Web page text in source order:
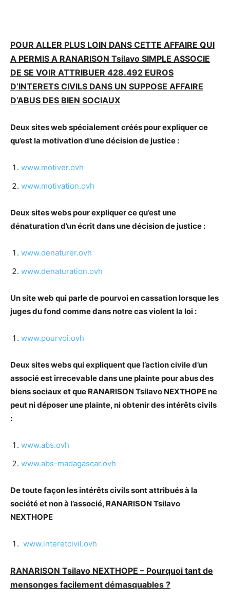
POUR ALLER PLUS LOIN DANS CETTE AFFAIRE QUI
A PERMIS A RANARISON Tsilavo SIMPLE ASSOCIE
DE SE VOIR ATTRIBUER 428.492 EUROS
D’INTERETS CIVILS DANS UN SUPPOSE AFFAIRE
D’ABUS DES BIEN SOCIAUX
Deux sites web spécialement créés pour expliquer ce
qu’est la motivation d’une décision de justice :
www.motiver.ovh
www.motivation.ovh
Deux sites webs pour expliquer ce qu’est une
dénaturation d’un écrit dans une décision de justice :
www.denaturer.ovh
www.denaturation.ovh
Un site web qui parle de pourvoi en cassation lorsque les
juges du fond comme dans notre cas violent la loi :
www.pourvoi.ovh
Deux sites webs qui expliquent que l’action civile d’un
associé est irrecevable dans une plainte pour abus des
biens sociaux et que RANARISON Tsilavo NEXTHOPE ne
peut ni déposer une plainte, ni obtenir des intérêts civils
:
www.abs.ovh
www.abs-madagascar.ovh
De toute façon les intérêts civils sont attribués à la
société et non à l’associé, RANARISON Tsilavo
NEXTHOPE
www.interetcivil.ovh
RANARISON Tsilavo NEXTHOPE – Pourquoi tant de
mensonges facilement démasquables ?